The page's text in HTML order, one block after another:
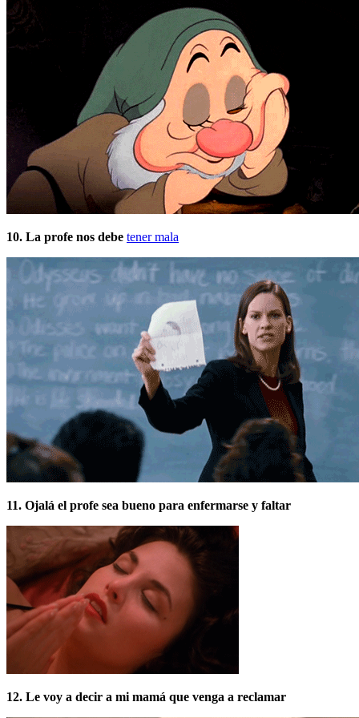
10. La profe nos debe tener mala
11. Ojalá el profe sea bueno para enfermarse y faltar
12. Le voy a decir a mi mamá que venga a reclamar